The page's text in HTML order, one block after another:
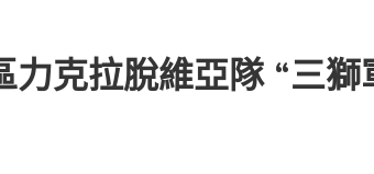
力克拉脫維亞隊 “三